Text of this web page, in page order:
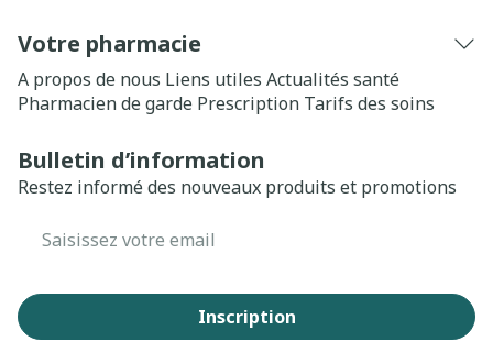
Votre pharmacie
A propos de nous Liens utiles Actualités santé
Pharmacien de garde Prescription Tarifs des soins
Bulletin d’information
Restez informé des nouveaux produits et promotions
Inscription